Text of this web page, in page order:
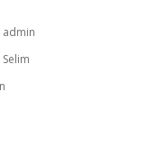
admin
Selim